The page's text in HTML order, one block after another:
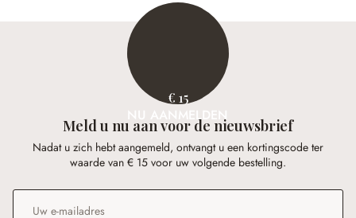
€ 15
NU AANMELDEN
Meld u nu aan voor de nieuwsbrief
Nadat u zich hebt aangemeld, ontvangt u een kortingscode ter
waarde van € 15 voor uw volgende bestelling.
E-mailadres